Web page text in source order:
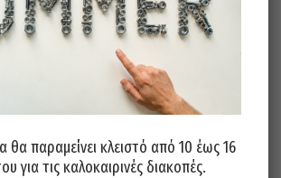
θα παραμείνει κλειστό από 10 έως 16
για τις καλοκαιρινές διακοπές.